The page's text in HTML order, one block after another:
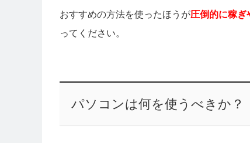
おすすめの方法を使ったほうが圧倒的に稼ぎ
ってください。
パソコンは何を使うべきか？